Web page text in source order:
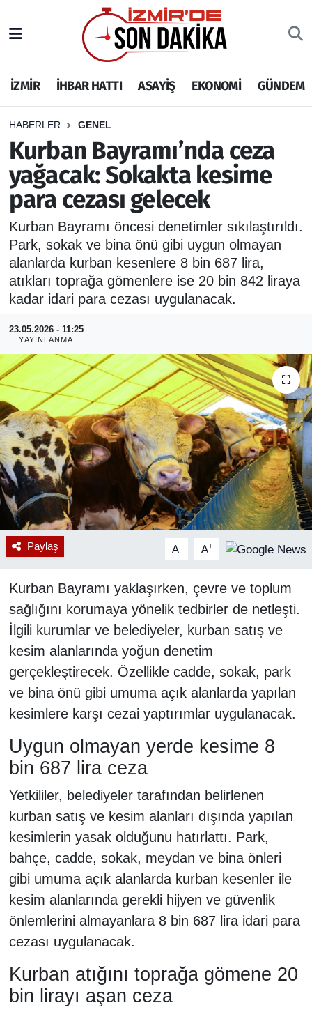
İZMİR İHBAR HATTI ASAYİŞ EKONOMİ GÜNDEM
HABERLER GENEL
Kurban Bayramı’nda ceza
yağacak: Sokakta kesime
para cezası gelecek
Kurban Bayramı öncesi denetimler sıkılaştırıldı.
Park, sokak ve bina önü gibi uygun olmayan
alanlarda kurban kesenlere 8 bin 687 lira,
atıkları toprağa gömenlere ise 20 bin 842 liraya
kadar idari para cezası uygulanacak.
23.05.2026 - 11:25
YAYINLANMA
Paylaş A- A+
Kurban Bayramı yaklaşırken, çevre ve toplum
sağlığını korumaya yönelik tedbirler de netleşti.
İlgili kurumlar ve belediyeler, kurban satış ve
kesim alanlarında yoğun denetim
gerçekleştirecek. Özellikle cadde, sokak, park
ve bina önü gibi umuma açık alanlarda yapılan
kesimlere karşı cezai yaptırımlar uygulanacak.
Uygun olmayan yerde kesime 8
bin 687 lira ceza
Yetkililer, belediyeler tarafından belirlenen
kurban satış ve kesim alanları dışında yapılan
kesimlerin yasak olduğunu hatırlattı. Park,
bahçe, cadde, sokak, meydan ve bina önleri
gibi umuma açık alanlarda kurban kesenler ile
kesim alanlarında gerekli hijyen ve güvenlik
önlemlerini almayanlara 8 bin 687 lira idari para
cezası uygulanacak.
Kurban atığını toprağa gömene 20
bin lirayı aşan ceza
İHBAR HATTI
DEPREM
GENEL
EKONOMİ
SİYASET
SPOR
ASAYİŞ
RESMİ REKLAM
İzmir Nöbetçi Eczaneler
İzmir Hava Durumu
İzmir Namaz Vakitleri
İzmir Trafik Yoğunluk Haritası
Puan Durumu ve Fikstür
Tüm Manşetler
Son Dakika Haberleri
Haber Arşivi